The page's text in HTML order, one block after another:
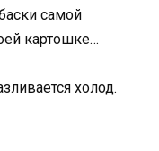
самой
картошке…
холод.